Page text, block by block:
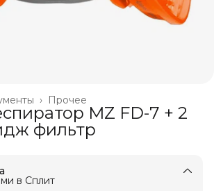
Прочее
›
MZ FD-7 + 2
фильтр
в Сплит